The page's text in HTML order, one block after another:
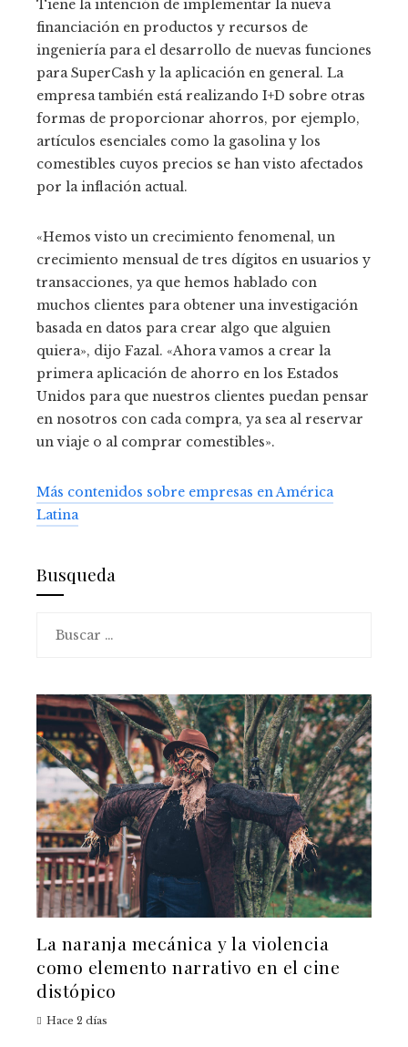
Tiene la intención de implementar la nueva
financiación en productos y recursos de
ingeniería para el desarrollo de nuevas funciones
para SuperCash y la aplicación en general. La
empresa también está realizando I+D sobre otras
formas de proporcionar ahorros, por ejemplo,
artículos esenciales como la gasolina y los
comestibles cuyos precios se han visto afectados
por la inflación actual.
«Hemos visto un crecimiento fenomenal, un
crecimiento mensual de tres dígitos en usuarios y
transacciones, ya que hemos hablado con
muchos clientes para obtener una investigación
basada en datos para crear algo que alguien
quiera», dijo Fazal. «Ahora vamos a crear la
primera aplicación de ahorro en los Estados
Unidos para que nuestros clientes puedan pensar
en nosotros con cada compra, ya sea al reservar
un viaje o al comprar comestibles».
Más contenidos sobre empresas en América
Latina
Busqueda
La naranja mecánica y la violencia
como elemento narrativo en el cine
distópico
Hace 2 días